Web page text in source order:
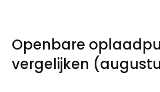
Openbare
vergelijken